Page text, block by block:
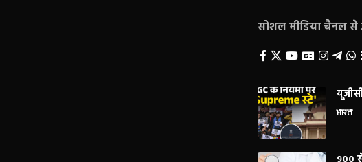
सोशल मीडिया चैनल
भारत